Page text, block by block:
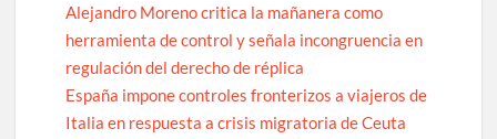
Alejandro Moreno critica la mañanera como
herramienta de control y señala incongruencia en
regulación del derecho de réplica
España impone controles fronterizos a viajeros de
Italia en respuesta a crisis migratoria de Ceuta